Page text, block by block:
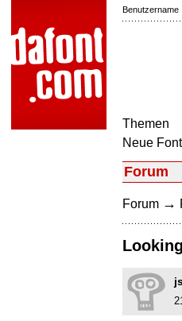
Benutzername
Themen
Neue
Forum
Forum →